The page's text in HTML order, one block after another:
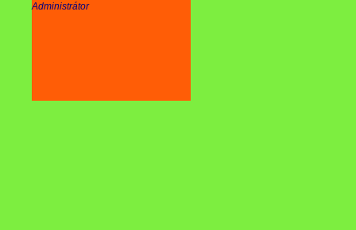
Administrátor